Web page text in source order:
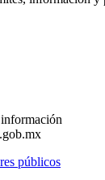
públicos